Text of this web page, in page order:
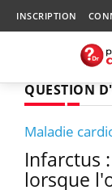
INSCRIPTION
QUESTION
Maladie
Infarctus
lorsque